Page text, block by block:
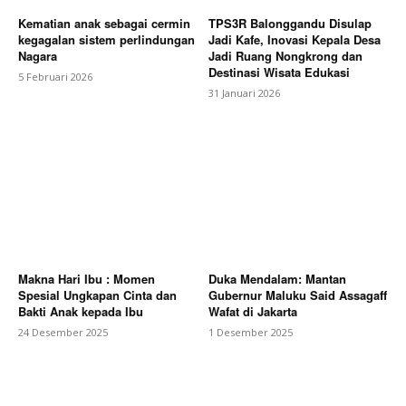
Kematian anak sebagai cermin
kegagalan sistem perlindungan
Nagara
5 Februari 2026
TPS3R Balonggandu Disulap
Jadi Kafe, Inovasi Kepala Desa
Jadi Ruang Nongkrong dan
Destinasi Wisata Edukasi
31 Januari 2026
Makna Hari Ibu : Momen
Spesial Ungkapan Cinta dan
Bakti Anak kepada Ibu
24 Desember 2025
Duka Mendalam: Mantan
Gubernur Maluku Said Assagaff
Wafat di Jakarta
1 Desember 2025